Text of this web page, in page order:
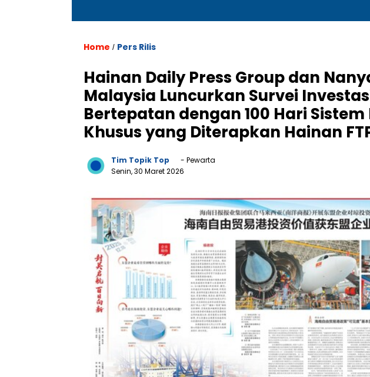
Home / Pers Rilis
Hainan Daily Press Group dan
Malaysia Luncurkan Survei
Bertepatan dengan 100 Hari
Khusus yang Diterapkan Hainan
Tim Topik Top
- Pewarta
Senin, 30 Maret 2026